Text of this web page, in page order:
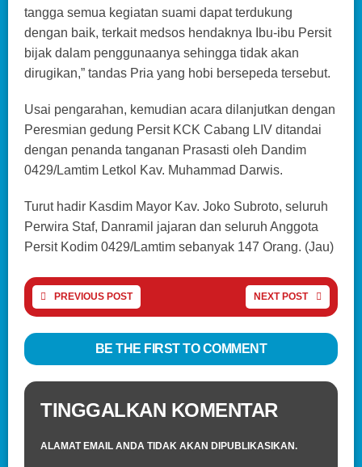
tangga semua kegiatan suami dapat terdukung
dengan baik, terkait medsos hendaknya Ibu-ibu Persit
bijak dalam penggunaanya sehingga tidak akan
dirugikan,” tandas Pria yang hobi bersepeda tersebut.
Usai pengarahan, kemudian acara dilanjutkan dengan
Peresmian gedung Persit KCK Cabang LIV ditandai
dengan penanda tanganan Prasasti oleh Dandim
0429/Lamtim Letkol Kav. Muhammad Darwis.
Turut hadir Kasdim Mayor Kav. Joko Subroto, seluruh
Perwira Staf, Danramil jajaran dan seluruh Anggota
Persit Kodim 0429/Lamtim sebanyak 147 Orang. (Jau)
PREVIOUS POST NEXT POST
BE THE FIRST TO COMMENT
TINGGALKAN KOMENTAR
ALAMAT EMAIL ANDA TIDAK AKAN DIPUBLIKASIKAN.